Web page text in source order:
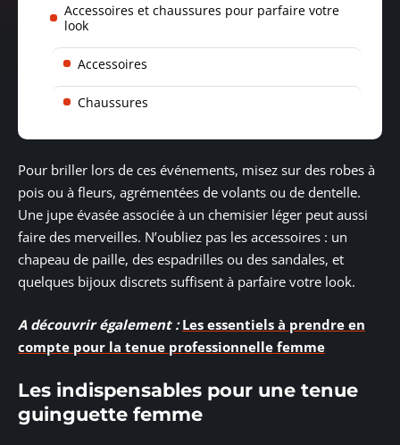
Accessoires et chaussures pour parfaire votre
look
Accessoires
Chaussures
Pour briller lors de ces événements, misez sur des robes à
pois ou à fleurs, agrémentées de volants ou de dentelle.
Une jupe évasée associée à un chemisier léger peut aussi
faire des merveilles. N’oubliez pas les accessoires : un
chapeau de paille, des espadrilles ou des sandales, et
quelques bijoux discrets suffisent à parfaire votre look.
A découvrir également : Les essentiels à prendre en
compte pour la tenue professionnelle femme
Les indispensables pour une tenue
guinguette femme